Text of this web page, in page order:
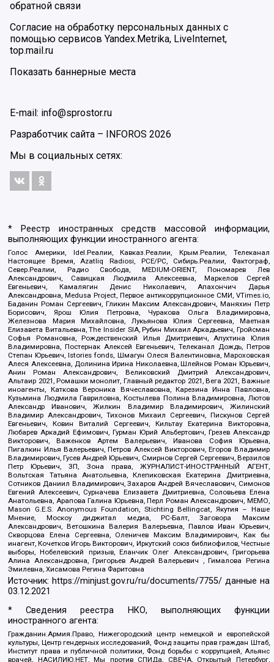
обратной связи
Согласие на обработку персональных данных с
помощью сервисов Yandex.Metrika, LiveInternet,
top.mail.ru
Показать баннерные места
E-mail: info@sprostor.ru
Разработчик сайта –
INFOROS 2026
Мы в социальных сетях:
* Реестр иностранных средств массовой информации,
выполняющих функции иностранного агента:
Голос Америки, Idel.Реалии, Кавказ.Реалии, Крым.Реалии, Телеканал
Настоящее Время, Azatliq Radiosi, PCE/PC, Сибирь.Реалии, Фактограф,
Север.Реалии, Радио Свобода, MEDIUM-ORIENT, Пономарев Лев
Александрович, Савицкая Людмила Алексеевна, Маркелов Сергей
Евгеньевич, Камалягин Денис Николаевич, Апахончич Дарья
Александровна, Medusa Project, Первое антикоррупционное СМИ, VTimes.io,
Баданин Роман Сергеевич, Гликин Максим Александрович, Маняхин Петр
Борисович, Ярош Юлия Петровна, Чуракова Ольга Владимировна,
Железнова Мария Михайловна, Лукьянова Юлия Сергеевна, Маетная
Елизавета Витальевна, The Insider SIA, Рубин Михаил Аркадьевич, Гройсман
Софья Романовна, Рождественский Илья Дмитриевич, Апухтина Юлия
Владимировна, Постернак Алексей Евгеньевич, Телеканал Дождь, Петров
Степан Юрьевич, Istories fonds, Шмагун Олеся Валентиновна, Мароховская
Алеся Алексеевна, Долинина Ирина Николаевна, Шлейнов Роман Юрьевич,
Анин Роман Александрович, Великовский Дмитрий Александрович,
Альтаир 2021, Ромашки монолит, Главный редактор 2021, Вега 2021, Важные
иноагенты, Каткова Вероника Вячеславовна, Карезина Инна Павловна,
Кузьмина Людмила Гавриловна, Костылева Полина Владимировна, Лютов
Александр Иванович, Жилкин Владимир Владимирович, Жилинский
Владимир Александрович, Тихонов Михаил Сергеевич, Пискунов Сергей
Евгеньевич, Ковин Виталий Сергеевич, Кильтау Екатерина Викторовна,
Любарев Аркадий Ефимович, Гурман Юрий Альбертович, Грезев Александр
Викторович, Важенков Артем Валерьевич, Иванова София Юрьевна,
Пигалкин Илья Валерьевич, Петров Алексей Викторович, Егоров Владимир
Владимирович, Гусев Андрей Юрьевич, Смирнов Сергей Сергеевич, Верзилов
Петр Юрьевич, ЗП, Зона права, ЖУРНАЛИСТ-ИНОСТРАННЫЙ АГЕНТ,
Вольтская Татьяна Анатольевна, Клепиковская Екатерина Дмитриевна,
Сотников Даниил Владимирович, Захаров Андрей Вячеславович, Симонов
Евгений Алексеевич, Сурначева Елизавета Дмитриевна, Соловьева Елена
Анатольевна, Арапова Галина Юрьевна, Перл Роман Александрович, МЕМО,
Mason G.E.S. Anonymous Foundation, Stichting Bellingcat, Якутия – Наше
Мнение, Москоу диджитал медиа, РС-Балт, Заговора Максим
Александрович, Ветошкина Валерия Валерьевна, Павлов Иван Юрьевич,
Скворцова Елена Сергеевна, Оленичев Максим Владимирович, Как бы
инагент, Кочетков Игорь Викторович, Иркутский союз библиофилов, Честные
выборы, Нобелевский призыв, Еланчик Олег Александрович, Григорьева
Алина Александровна, Григорьев Андрей Валерьевич , Гималова Регина
Эмилевна, Хисамова Регина Фаритовна
Источник: https://minjust.gov.ru/ru/documents/7755/ данные на
03.12.2021
* Сведения реестра НКО, выполняющих функции
иностранного агента:
Гражданин.Армия.Право, Нижегородский центр немецкой и европейской
культуры, Центр гендерных исследований, Фонд защиты прав граждан Штаб,
Институт права и публичной политики, Фонд борьбы с коррупцией, Альянс
врачей, НАСИЛИЮ.НЕТ, Мы против СПИДа, СВЕЧА, Открытый Петербург,